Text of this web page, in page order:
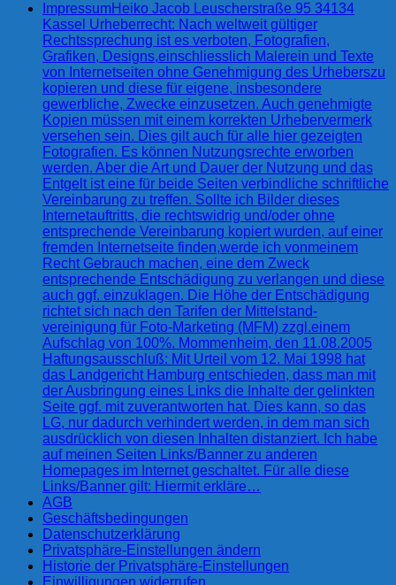
ImpressumHeiko Jacob Leuscherstraße 95 34134
Kassel Urheberrecht: Nach weltweit gültiger
Rechtssprechung ist es verboten, Fotografien,
Grafiken, Designs,einschliesslich Malerein und Texte
von Internetseiten ohne Genehmigung des Urheberszu
kopieren und diese für eigene, insbesondere
gewerbliche, Zwecke einzusetzen. Auch genehmigte
Kopien müssen mit einem korrekten Urhebervermerk
versehen sein. Dies gilt auch für alle hier gezeigten
Fotografien. Es können Nutzungsrechte erworben
werden. Aber die Art und Dauer der Nutzung und das
Entgelt ist eine für beide Seiten verbindliche schriftliche
Vereinbarung zu treffen. Sollte ich Bilder dieses
Internetauftritts, die rechtswidrig und/oder ohne
entsprechende Vereinbarung kopiert wurden, auf einer
fremden Internetseite finden,werde ich vonmeinem
Recht Gebrauch machen, eine dem Zweck
entsprechende Entschädigung zu verlangen und diese
auch ggf. einzuklagen. Die Höhe der Entschädigung
richtet sich nach den Tarifen der Mittelstand-
vereinigung für Foto-Marketing (MFM) zzgl.einem
Aufschlag von 100%. Mommenheim, den 11.08.2005
Haftungsausschluß: Mit Urteil vom 12. Mai 1998 hat
das Landgericht Hamburg entschieden, dass man mit
der Ausbringung eines Links die Inhalte der gelinkten
Seite ggf. mit zuverantworten hat. Dies kann, so das
LG, nur dadurch verhindert werden, in dem man sich
ausdrücklich von diesen Inhalten distanziert. Ich habe
auf meinen Seiten Links/Banner zu anderen
Homepages im Internet geschaltet. Für alle diese
Links/Banner gilt: Hiermit erkläre…
AGB
Geschäftsbedingungen
Datenschutzerklärung
Privatsphäre-Einstellungen ändern
Historie der Privatsphäre-Einstellungen
Einwilligungen widerrufen